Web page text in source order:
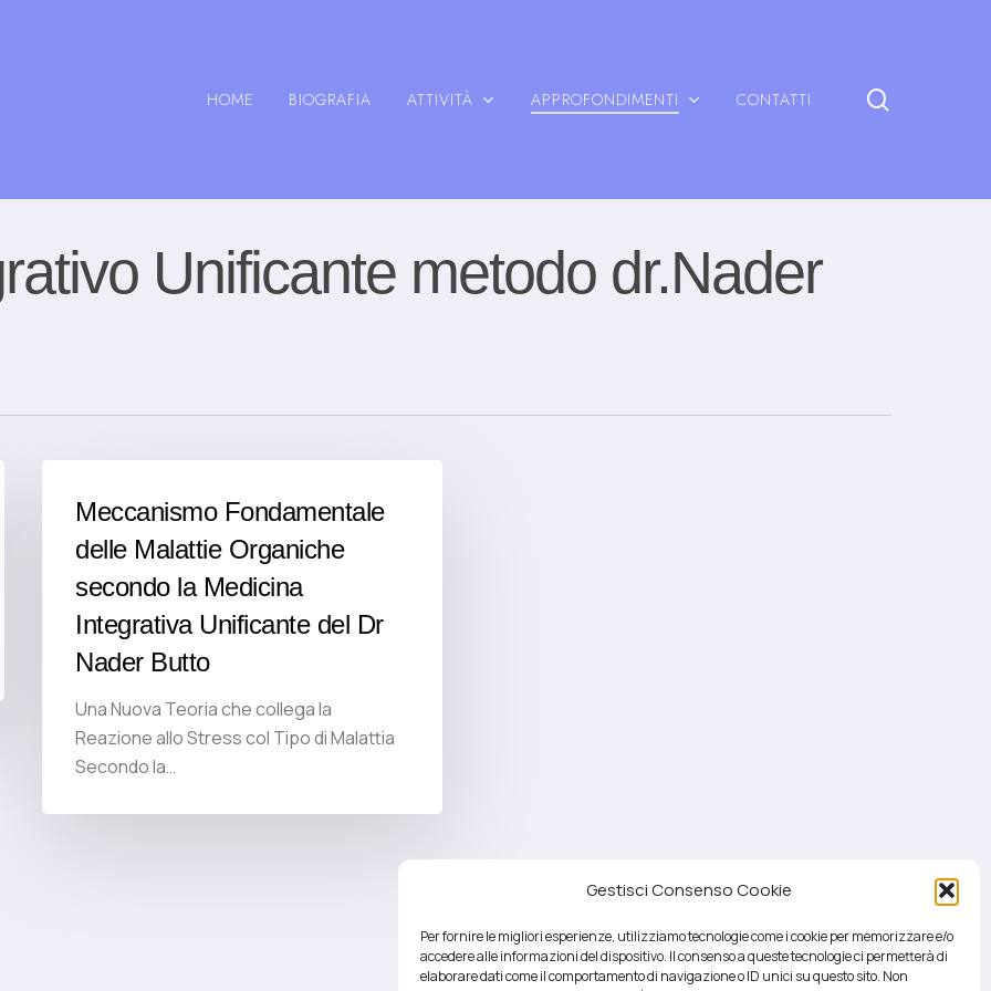
Gestisci Consenso Cookie
Per fornire le migliori esperienze, utilizziamo tecnologie come i cookie per memorizzare e/o
accedere alle informazioni del dispositivo. Il consenso a queste tecnologie ci permetterà di
elaborare dati come il comportamento di navigazione o ID unici su questo sito. Non
HOME BIOGRAFIA ATTIVITÀ APPROFONDIMENTI CONTATTI
Unificante metodo dr.Nader
Meccanismo Fondamentale
delle Malattie Organiche
secondo la Medicina
Integrativa Unificante del Dr
Nader Butto
Una Nuova Teoria che collega la
Reazione allo Stress col Tipo di Malattia
Secondo la…